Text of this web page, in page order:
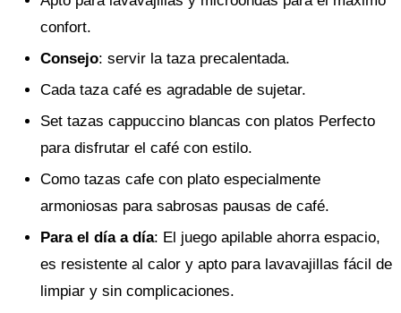
confort.
Consejo: servir la taza precalentada.
Cada taza café es agradable de sujetar.
Set tazas cappuccino blancas con platos Perfecto
para disfrutar el café con estilo.
Como tazas cafe con plato especialmente
armoniosas para sabrosas pausas de café.
Para el día a día: El juego apilable ahorra espacio,
es resistente al calor y apto para lavavajillas fácil de
limpiar y sin complicaciones.